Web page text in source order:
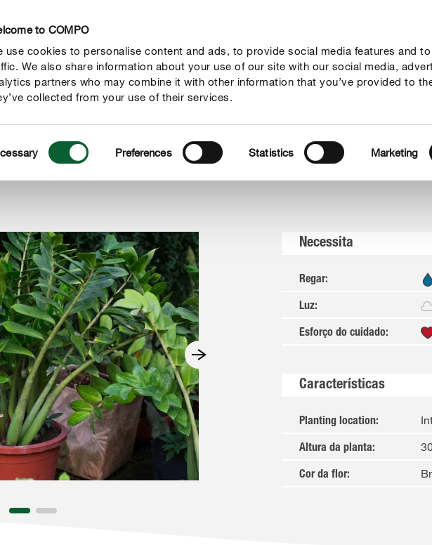
to COMPO
use cookies to personalise content and ads, to provide social media features and
We also share information about your use of our site with our social media,
partners who may combine it with other information that you’ve provided to
collected from your use of their services.
Preferences Statistics Marketing
Produtos Guia Serviço Quem somos
Plantas de interior Zamioculca
Necessita
Regar:
Luz:
Esforço do cuidado:
Características
Planting location:
Altura da planta:
Cor da flor: